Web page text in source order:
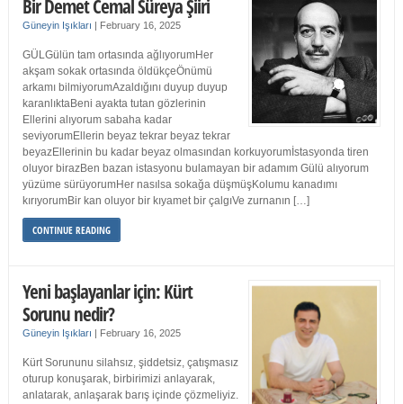
Bir Demet Cemal Süreya Şiiri
Güneyin Işıkları | February 16, 2025
GÜLGülün tam ortasında ağlıyorumHer
akşam sokak ortasında öldükçeÖnümü
arkamı bilmiyorumAzaldığını duyup duyup
karanlıktaBeni ayakta tutan gözlerinin
Ellerini alıyorum sabaha kadar
seviyorumEllerin beyaz tekrar beyaz tekrar
beyazEllerinin bu kadar beyaz olmasından korkuyorumİstasyonda tiren
oluyor birazBen bazan istasyonu bulamayan bir adamım Gülü alıyorum
yüzüme sürüyorumHer nasılsa sokağa düşmüşKolumu kanadımı
kırıyorumBir kan oluyor bir kıyamet bir çalgıVe zurnanın […]
CONTINUE READING
Yeni başlayanlar için: Kürt
Sorunu nedir?
Güneyin Işıkları | February 16, 2025
Kürt Sorununu silahsız, şiddetsiz, çatışmasız
oturup konuşarak, birbirimizi anlayarak,
anlatarak, anlaşarak barış içinde çözmeliyiz.